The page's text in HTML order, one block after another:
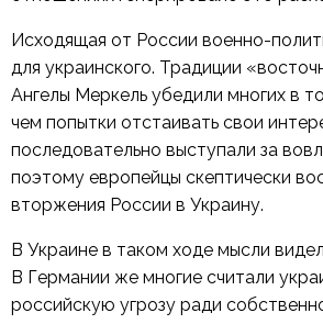
Исходящая от России военно-
для украинского. Традиции
Ангелы Меркель убедили многих в
чем попытки отстаивать свои
последовательно выступали за
поэтому европейцы скептически
вторжения России в Украину.
В Украине в таком ходе мысли
В Германии же многие считали
российскую угрозу ради